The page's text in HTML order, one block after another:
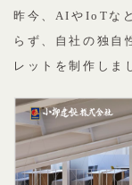
昨今、AIやIoTな
らず、自社の独自
レットを制作しま